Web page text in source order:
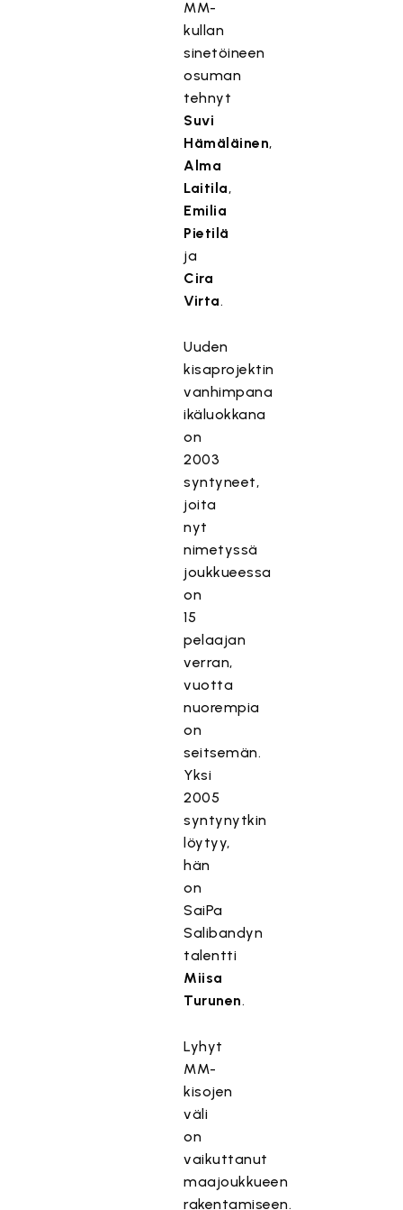
MM-
kullan
sinetöineen
osuman
tehnyt
Suvi
Hämäläinen,
Alma
Laitila,
Emilia
Pietilä
ja
Cira
Virta.
Uuden
kisaprojektin
vanhimpana
ikäluokkana
on
2003
syntyneet,
joita
nyt
nimetyssä
joukkueessa
on
15
pelaajan
verran,
vuotta
nuorempia
on
seitsemän.
Yksi
2005
syntynytkin
löytyy,
hän
on
SaiPa
Salibandyn
talentti
Miisa
Turunen.
Lyhyt
MM-
kisojen
väli
on
vaikuttanut
maajoukkueen
rakentamiseen.